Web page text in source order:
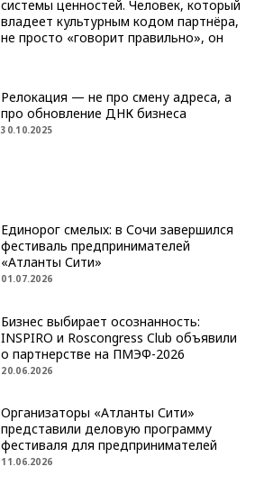
системы ценностей. Человек, который
владеет культурным кодом партнёра,
не просто «говорит правильно», он
Релокация — не про смену адреса, а
про обновление ДНК бизнеса
30.10.2025
Единорог смелых: в Сочи завершился
фестиваль предпринимателей
«Атланты Сити»
01.07.2026
Бизнес выбирает осознанность:
INSPIRO и Roscongress Club объявили
о партнерстве на ПМЭФ-2026
20.06.2026
Организаторы «Атланты Сити»
представили деловую программу
фестиваля для предпринимателей
11.06.2026